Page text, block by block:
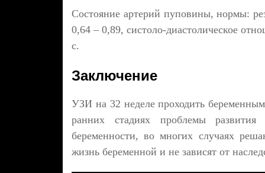
Состояние артерий пуповины, нормы:
0,64 – 0,89, систоло-диастолическое
с.
Заключение
УЗИ на 32 неделе проходить
ранних стадиях проблемы
беременности, во многих случаях
жизнь беременной и не зависят от